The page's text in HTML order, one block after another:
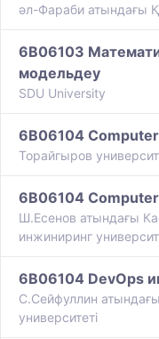
әл-Фараби атындағы
6B06103
модельдеу
SDU University
6B06104
Торайгыров
6B06104
Ш.Есенов атындағы
инжиниринг
6B06104 DevOps
С.Сейфуллин
университеті